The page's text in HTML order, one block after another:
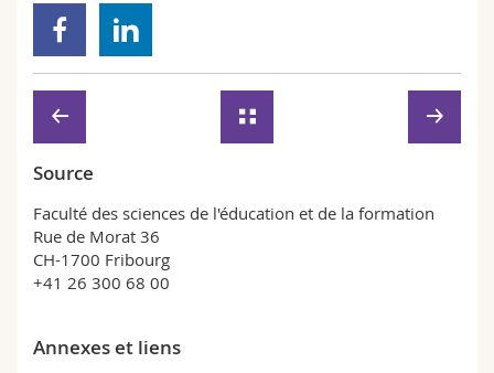
Source
Faculté des sciences de l'éducation et de la formation
Rue de Morat 36
CH-1700 Fribourg
+41 26 300 68 00
Annexes et liens